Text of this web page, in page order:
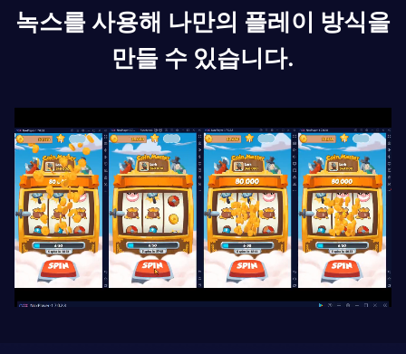
녹스를 사용해 나만의 플레이 방식을
만들 수 있습니다.